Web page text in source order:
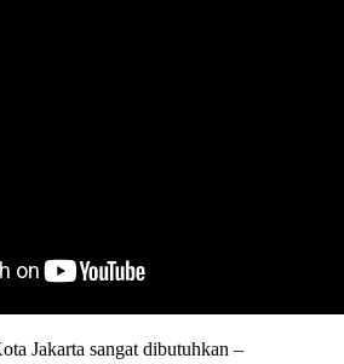
Jakarta sangat dibutuhkan –